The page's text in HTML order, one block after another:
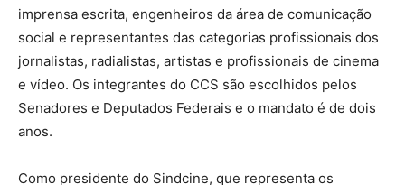
imprensa escrita, engenheiros da área de comunicação
social e representantes das categorias profissionais dos
jornalistas, radialistas, artistas e profissionais de cinema
e vídeo. Os integrantes do CCS são escolhidos pelos
Senadores e Deputados Federais e o mandato é de dois
anos.
Como presidente do Sindcine, que representa os